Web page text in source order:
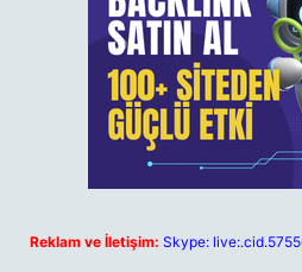
Reklam ve İletişim: Skype: